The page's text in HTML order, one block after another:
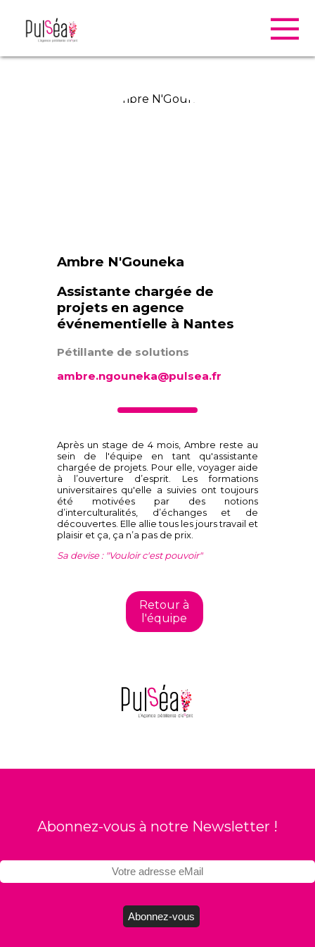
Ambre N'Gouneka
Assistante chargée de
projets en agence
événementielle à Nantes
Pétillante de solutions
ambre.ngouneka@pulsea.fr
Après un stage de 4 mois, Ambre reste au
sein de l'équipe en tant qu'assistante
chargée de projets. Pour elle, voyager aide
à l’ouverture d’esprit. Les formations
universitaires qu'elle a suivies ont toujours
été motivées par des notions
d’interculturalités, d’échanges et de
découvertes. Elle allie tous les jours travail et
plaisir et ça, ça n’a pas de prix.
Sa devise : "Vouloir c'est pouvoir"
Retour à
l'équipe
Abonnez-vous à notre Newsletter !